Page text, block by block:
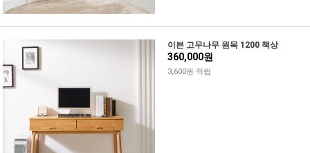
이븐 고무나무 원목 1200 책상
360,000원
3,600원 적립